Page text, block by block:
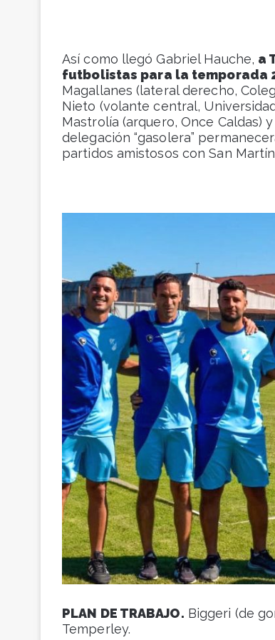
Así como llegó Gabriel Hauche, a
futbolistas para la temporada
Magallanes (lateral derecho,
Nieto (volante central,
Mastrolía (arquero, Once Caldas)
delegación “gasolera”
partidos amistosos con San
PLAN DE TRABAJO. Biggeri (de
Temperley.